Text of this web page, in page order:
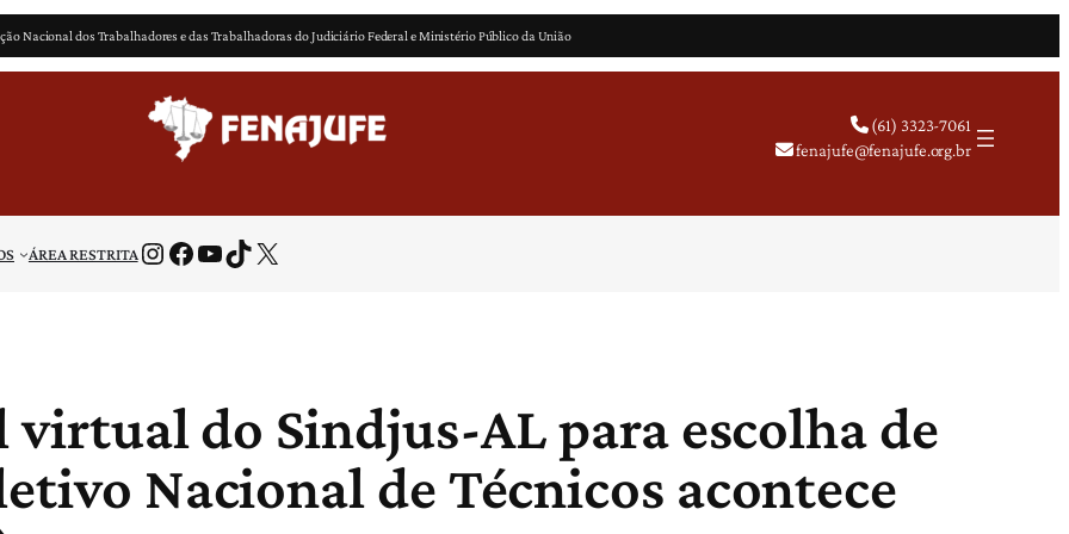
Nacional dos Trabalhadores e das Trabalhadoras do Judiciário Federal e Ministério Público da União
(61) 3323-7061
fenajufe@fenajufe.org.br
ÁREA RESTRITAInstagram Facebook Youtube TikTok X
virtual do Sindjus-AL para escolha de
Nacional de Técnicos acontece